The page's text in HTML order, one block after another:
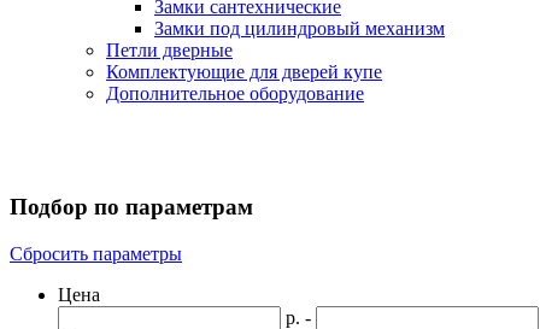
Замки сантехнические
Замки под цилиндровый механизм
Петли дверные
Комплектующие для дверей купе
Дополнительное оборудование
Подбор по параметрам
Сбросить параметры
Цена
р. -